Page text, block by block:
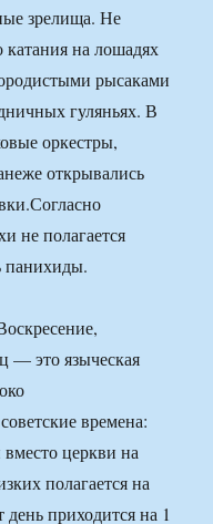
зрелища. Не
катания на лошадях
рысаками
гуляньях. В
оркестры,
открывались
не полагается
панихиды.
— это языческая
времена:
церкви на
полагается на
приходится на 1